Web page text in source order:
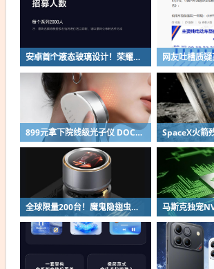
安卓首个液态玻璃设计！荣耀MagicOS 11内测招募开启：17款机型首批升级
899元拿下院线级光子仪 DOCO童颜超光炮小米有品众筹上线
全球限量200台！魔鬼隐翅虫欧米伽L36 Ultra液冷预售：可动冷头售2999元